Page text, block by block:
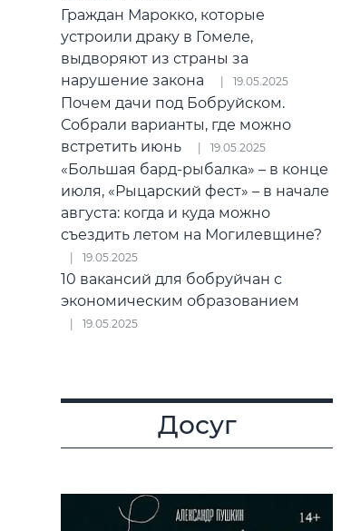
Граждан Марокко, которые
устроили драку в Гомеле,
выдворяют из страны за
нарушение закона
19.05.2025
Почем дачи под Бобруйском.
Собрали варианты, где можно
встретить июнь
19.05.2025
«Большая бард-рыбалка» – в конце
июля, «Рыцарский фест» – в начале
августа: когда и куда можно
съездить летом на Могилевщине?
19.05.2025
10 вакансий для бобруйчан с
экономическим образованием
19.05.2025
Досуг